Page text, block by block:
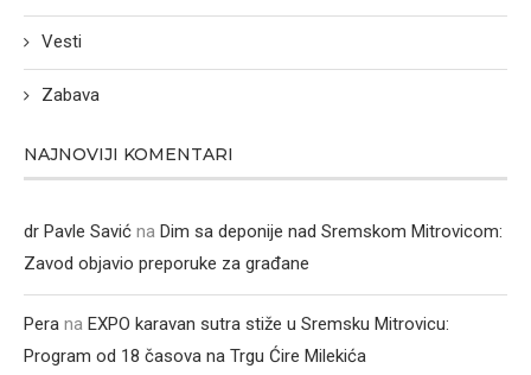
Vesti
Zabava
NAJNOVIJI KOMENTARI
dr Pavle Savić na Dim sa deponije nad Sremskom Mitrovicom:
Zavod objavio preporuke za građane
Pera na EXPO karavan sutra stiže u Sremsku Mitrovicu:
Program od 18 časova na Trgu Ćire Milekića